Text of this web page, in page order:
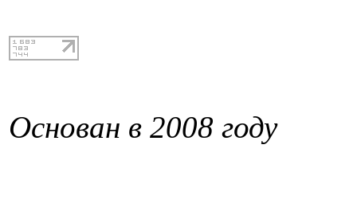
Основан в 2008 году